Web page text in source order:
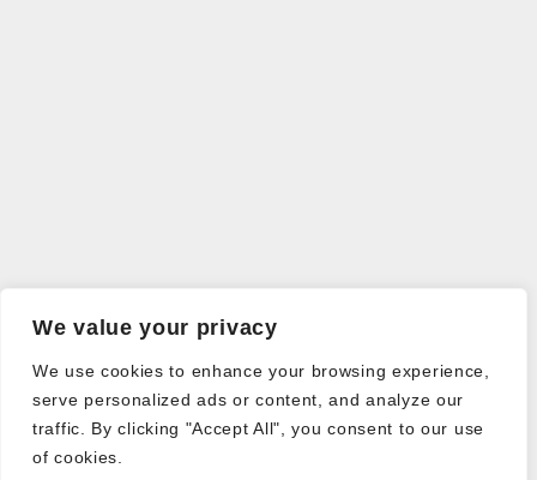
We value your privacy
We use cookies to enhance your browsing experience,
serve personalized ads or content, and analyze our
traffic. By clicking "Accept All", you consent to our use
of cookies.